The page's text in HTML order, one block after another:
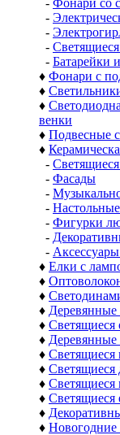
- Фонари со
-
-
-
- Батарейки
♦ Фонари с
♦
♦
венки
♦ Подвесные
♦
-
- Фасады
-
-
- Фигурки
-
-
♦ Елки с
♦
♦
♦ Деревянные
♦ Светящиеся
♦ Деревянные
♦ Светящиеся
♦
♦
♦ Светящиеся
♦
♦ Новогодние